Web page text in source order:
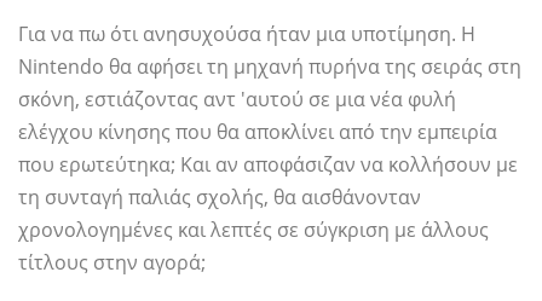
Για να πω ότι ανησυχούσα ήταν μια υποτίμηση. Η
Nintendo θα αφήσει τη μηχανή πυρήνα της σειράς στη
σκόνη, εστιάζοντας αντ 'αυτού σε μια νέα φυλή
ελέγχου κίνησης που θα αποκλίνει από την εμπειρία
που ερωτεύτηκα; Και αν αποφάσιζαν να κολλήσουν με
τη συνταγή παλιάς σχολής, θα αισθάνονταν
χρονολογημένες και λεπτές σε σύγκριση με άλλους
τίτλους στην αγορά;